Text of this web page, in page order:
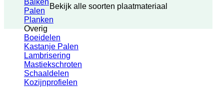
Balken
Palen
Planken
Overig
Boeidelen
Kastanje Palen
Lambrisering
Mastiekschroten
Schaaldelen
Kozijnprofielen
Bekijk alle soorten plaatmateriaal